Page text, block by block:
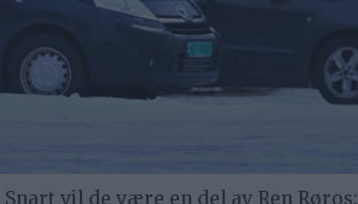
vil de være en del av Ren Røros: